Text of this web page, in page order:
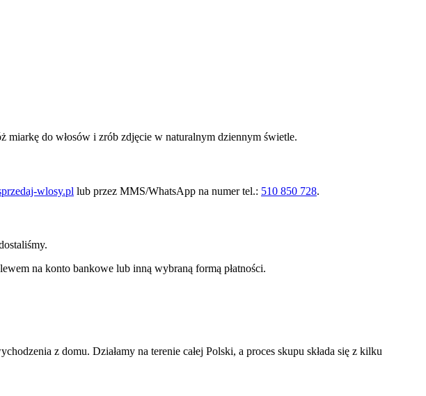
miarkę do włosów i zrób zdjęcie w naturalnym dziennym świetle.
wlosy.pl lub przez MMS/WhatsApp na numer tel.: 510 850 728.
na konto bankowe lub inną wybraną formą płatności.
z domu. Działamy na terenie całej Polski, a proces skupu składa się z kilku